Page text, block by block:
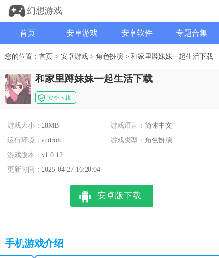
幻想游戏
首页 安卓游戏 安卓软件 专题合集
您的位置： 首页 > 安卓游戏 > 角色扮演 > 和家里蹲妹妹一起生活下载
和家里蹲妹妹一起生活下载
安全下载
游戏大小： 28MB 游戏语言：简体中文
运行环境： android 游戏类型：角色扮演
游戏版本： v1.0.12
更新时间： 2025-04-27 16:20:04
安卓版下载
手机游戏介绍